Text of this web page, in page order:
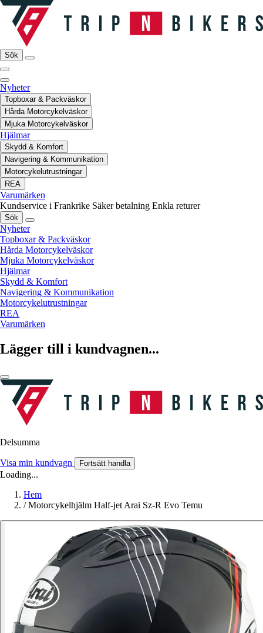
Sök
Nyheter
Topboxar & Packväskor
Hårda Motorcykelväskor
Mjuka Motorcykelväskor
Hjälmar
Skydd & Komfort
Navigering & Kommunikation
Motorcykelutrustningar
REA
Varumärken
Kundservice i Frankrike Säker betalning Enkla returer
Sök
Nyheter
Topboxar & Packväskor
Hårda Motorcykelväskor
Mjuka Motorcykelväskor
Hjälmar
Skydd & Komfort
Navigering & Kommunikation
Motorcykelutrustningar
REA
Varumärken
Lägger till i kundvagnen...
Delsumma
Visa min kundvagn Fortsätt handla
Loading...
Hem
/ Motorcykelhjälm Half-jet Arai Sz-R Evo Temu